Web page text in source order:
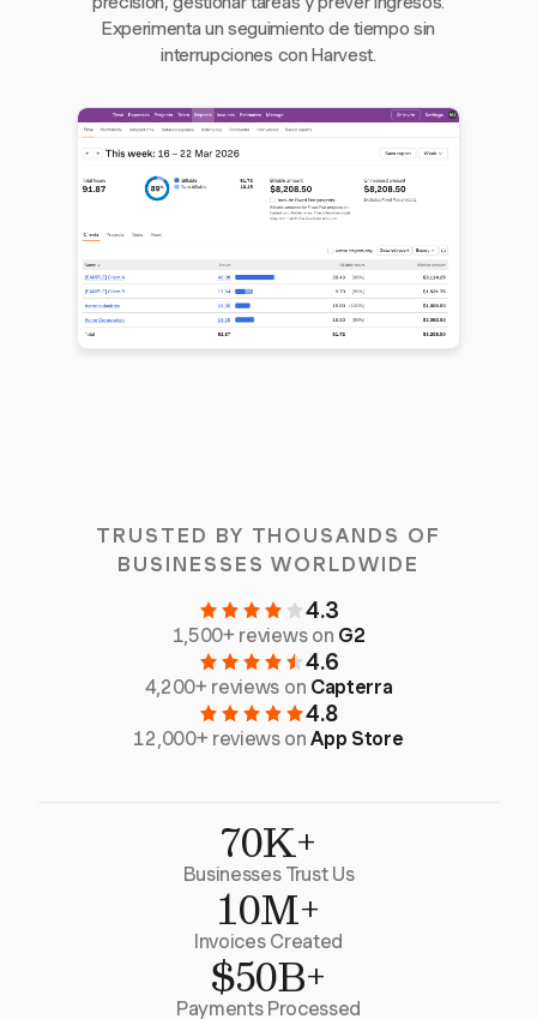
Experimenta un seguimiento de tiempo sin
interrupciones con Harvest.
TRUSTED BY THOUSANDS OF
BUSINESSES WORLDWIDE
4.3
1,500+ reviews on G2
4.6
4,200+ reviews on Capterra
4.8
12,000+ reviews onApp Store
70K+
Businesses Trust Us
10M+
Invoices Created
$50B+
Payments Processed